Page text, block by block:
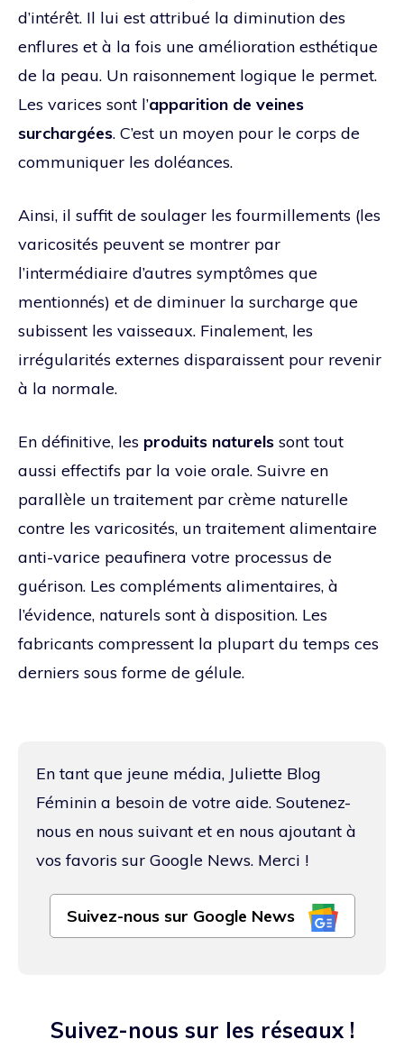
d’intérêt. Il lui est attribué la diminution des
enflures et à la fois une amélioration esthétique
de la peau. Un raisonnement logique le permet.
Les varices sont l’apparition de veines
surchargées. C’est un moyen pour le corps de
communiquer les doléances.
Ainsi, il suffit de soulager les fourmillements (les
varicosités peuvent se montrer par
l’intermédiaire d’autres symptômes que
mentionnés) et de diminuer la surcharge que
subissent les vaisseaux. Finalement, les
irrégularités externes disparaissent pour revenir
à la normale.
En définitive, les produits naturels sont tout
aussi effectifs par la voie orale. Suivre en
parallèle un traitement par crème naturelle
contre les varicosités, un traitement alimentaire
anti-varice peaufinera votre processus de
guérison. Les compléments alimentaires, à
l’évidence, naturels sont à disposition. Les
fabricants compressent la plupart du temps ces
derniers sous forme de gélule.
En tant que jeune média, Juliette Blog
Féminin a besoin de votre aide. Soutenez-
nous en nous suivant et en nous ajoutant à
vos favoris sur Google News. Merci !
Suivez-nous sur Google News
Suivez-nous sur les réseaux !